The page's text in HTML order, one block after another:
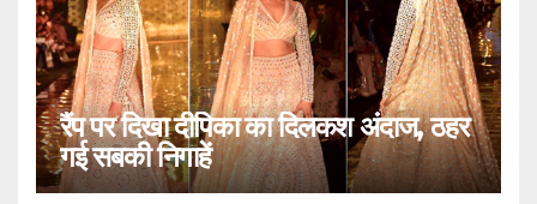
रैंप पर दिखा दीपिका का दिलकश अंदाज, ठहर
गई सबकी निगाहें